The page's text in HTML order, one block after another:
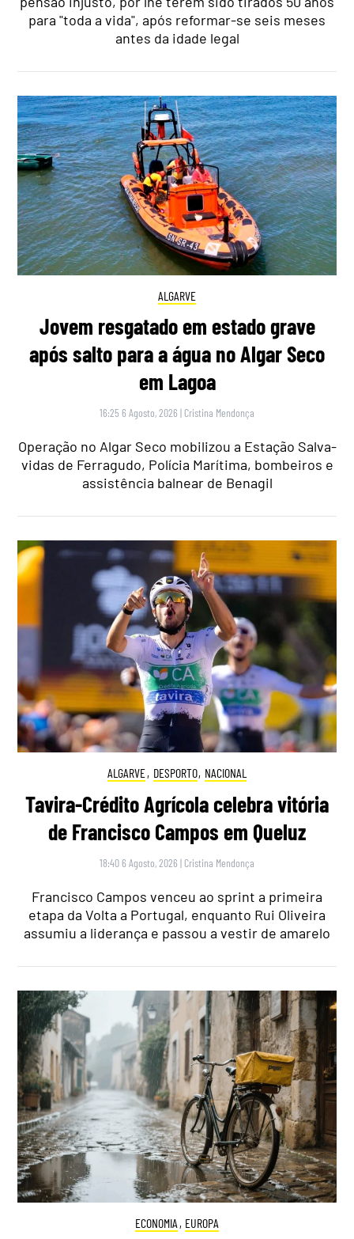
para "toda a vida", após reformar-se seis meses
antes da idade legal
ALGARVE
Jovem resgatado em estado grave
após salto para a água no Algar Seco
em Lagoa
16:25 6 Agosto, 2026 | Cristina Mendonça
Operação no Algar Seco mobilizou a Estação Salva-
vidas de Ferragudo, Polícia Marítima, bombeiros e
assistência balnear de Benagil
ALGARVE, DESPORTO, NACIONAL
Tavira-Crédito Agrícola celebra vitória
de Francisco Campos em Queluz
18:40 6 Agosto, 2026 | Cristina Mendonça
Francisco Campos venceu ao sprint a primeira
etapa da Volta a Portugal, enquanto Rui Oliveira
assumiu a liderança e passou a vestir de amarelo
ECONOMIA , EUROPA